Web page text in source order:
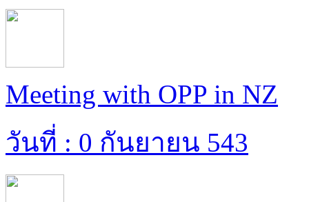
Meeting with OPP in NZ
วันที่ : 0 กันยายน 543